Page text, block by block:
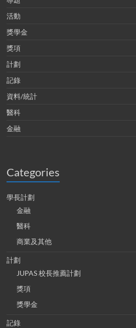
活動
獎學金
獎項
計劃
記錄
資料/統計
醫科
金融
Categories
學長計劃
金融
醫科
商業及其他
計劃
JUPAS 校長推薦計劃
獎項
獎學金
記錄